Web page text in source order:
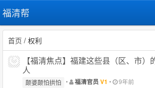
福清帮
首页 / 权利
【福清焦点】福建这些县（区、市
人
颠婆颠怕拱怕 • 福清官员V1 • 9年前